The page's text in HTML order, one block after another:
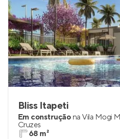
Bliss Itapeti
Em construçãona Vila Mogi
Cruzes
68 m²